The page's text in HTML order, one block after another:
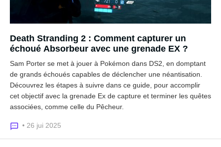
Death Stranding 2 : Comment capturer un
échoué Absorbeur avec une grenade EX ?
Sam Porter se met à jouer à Pokémon dans DS2, en domptant
de grands échoués capables de déclencher une néantisation.
Découvrez les étapes à suivre dans ce guide, pour accomplir
cet objectif avec la grenade Ex de capture et terminer les quêtes
associées, comme celle du Pêcheur.
• 26 jui 2025